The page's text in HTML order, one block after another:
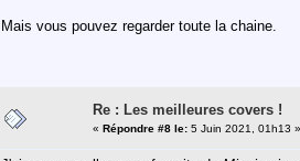
Mais vous pouvez regarder toute la chaine.
Re : Les meilleures covers !
« Répondre #8 le: 5 Juin 2021, 01h13 »